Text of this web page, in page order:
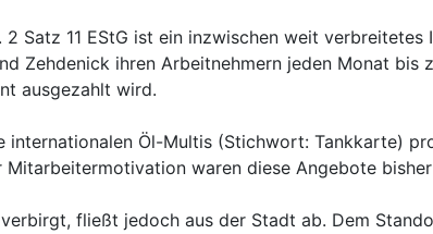
Satz 11 EStG ist ein inzwischen weit
Zehdenick ihren Arbeitnehmern jeden Monat bis
ausgezahlt wird.
internationalen Öl-Multis (Stichwort: Tankkarte)
waren diese Angebote
fließt jedoch aus der Stadt ab. Dem